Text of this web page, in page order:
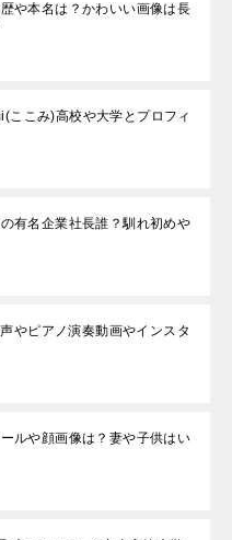
や本名は？かわいい画像は長
ここみ)高校や大学とプロフィ
有名企業社長誰？馴れ初めや
やピアノ演奏動画やインスタ
ルや顔画像は？妻や子供はい